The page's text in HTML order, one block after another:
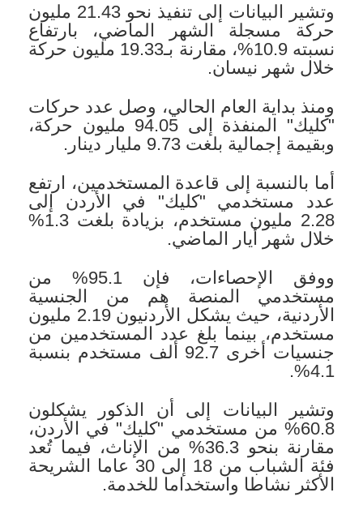
وتشير البيانات إلى تنفيذ نحو 21.43 مليون
حركة مسجلة الشهر الماضي، بارتفاع
نسبته 10.9%، مقارنة بـ19.33 مليون حركة
خلال شهر نيسان.
ومنذ بداية العام الحالي، وصل عدد حركات
"كليك" المنفذة إلى 94.05 مليون حركة،
وبقيمة إجمالية بلغت 9.73 مليار دينار.
أما بالنسبة إلى قاعدة المستخدمين، ارتفع
عدد مستخدمي "كليك" في الأردن إلى
2.28 مليون مستخدم، بزيادة بلغت 1.3%
خلال شهر أيار الماضي.
ووفق الإحصاءات، فإن 95.1% من
مستخدمي المنصة هم من الجنسية
الأردنية، حيث يشكل الأردنيون 2.19 مليون
مستخدم، بينما بلغ عدد المستخدمين من
جنسيات أخرى 92.7 ألف مستخدم بنسبة
4.1%.
وتشير البيانات إلى أن الذكور يشكلون
60.8% من مستخدمي "كليك" في الأردن،
مقارنة بنحو 36.3% من الإناث، فيما تُعد
فئة الشباب من 18 إلى 30 عاما الشريحة
الأكثر نشاطا واستخداما للخدمة.